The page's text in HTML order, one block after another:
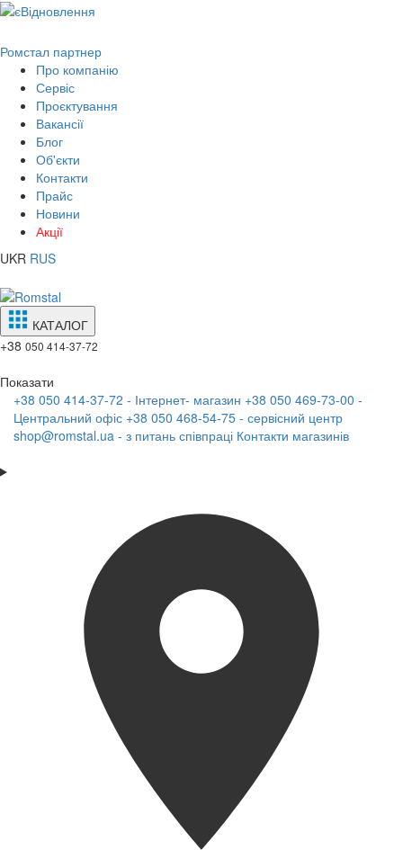
Ромстал партнер
Про компанію
Сервіс
Проєктування
Вакансії
Блог
Об'єкти
Контакти
Прайс
Новини
Акції
UKR RUS
КАТАЛОГ
+38 050 414-37-72
Показати
+38 050 414-37-72 - Інтернет- магазин +38 050 469-73-00 -
Центральний офіс +38 050 468-54-75 - сервісний центр
shop@romstal.ua - з питань співпраці Контакти магазинів